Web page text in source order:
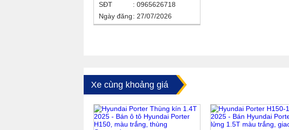
SĐT
0965626718
Ngày đăng
27/07/2026
Xe cùng khoảng giá